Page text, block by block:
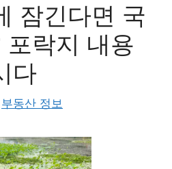
잠긴다면 국
포락지 내용
다
부동산 정보